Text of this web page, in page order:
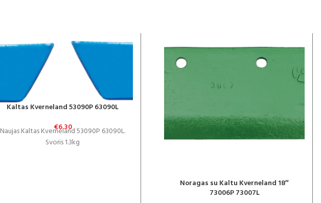
Kaltas Kverneland 53090P 63090L
€6.30
Naujas Kaltas Kverneland 53090P 63090L.
Svoris 1.3kg
Noragas su Kaltu Kverneland 18″
73006P 73007L